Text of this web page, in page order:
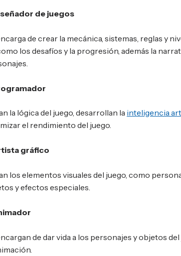
de juegos
de crear la mecánica, sistemas, reglas y
los desafíos y la progresión, además la
la lógica del juego, desarrollan lainteligencia
el rendimiento del juego.
gráfico
los elementos visuales del juego, como
y efectos especiales.
de dar vida a los personajes y objetos